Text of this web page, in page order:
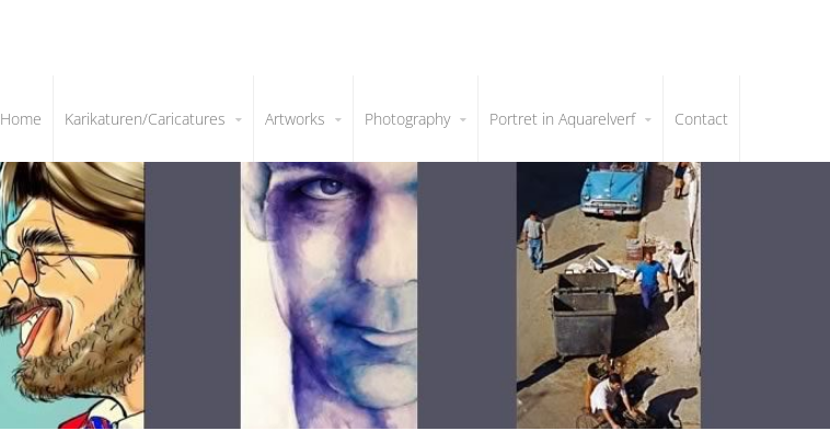
Home Karikaturen/Caricatures Artworks Photography Portret in Aquarelverf Contact